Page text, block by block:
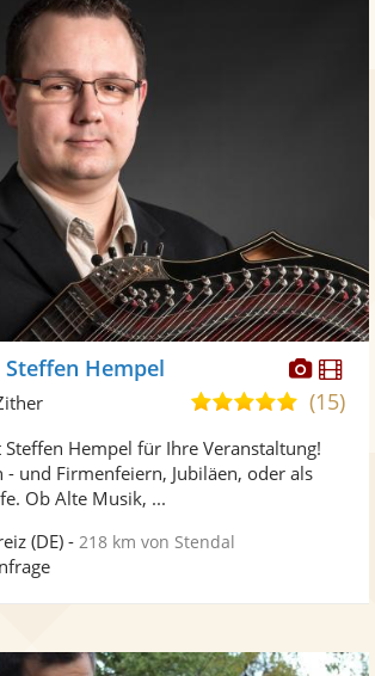
Fotos
Hempel
5,0
5
(15)
Hempel für Ihre Veranstaltung!
- und Firmenfeiern, Jubiläen, oder als
Ob Alte Musik, ...
(DE) - 218 km von Stendal